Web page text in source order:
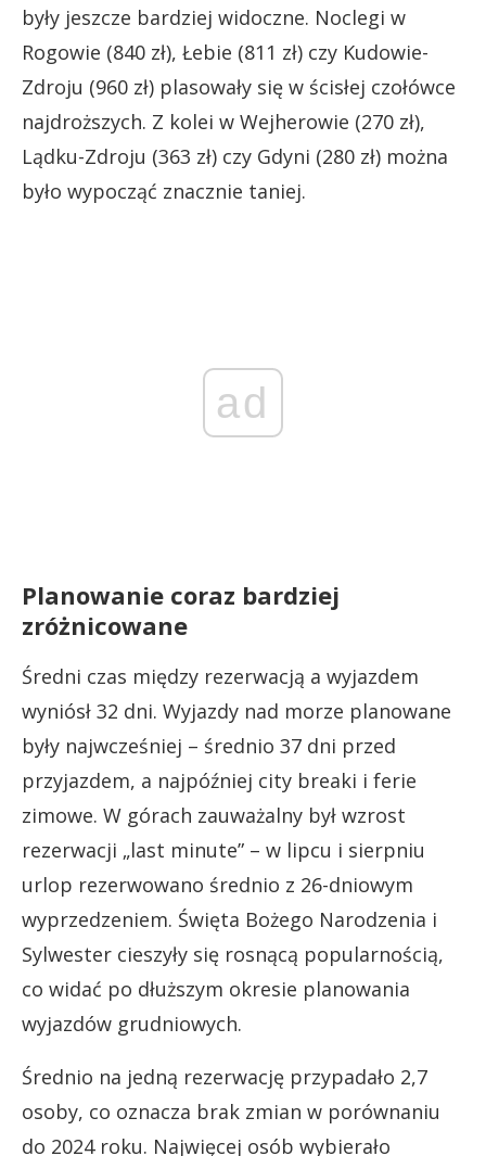
były jeszcze bardziej widoczne. Noclegi w
Rogowie (840 zł), Łebie (811 zł) czy Kudowie-
Zdroju (960 zł) plasowały się w ścisłej czołówce
najdroższych. Z kolei w Wejherowie (270 zł),
Lądku-Zdroju (363 zł) czy Gdyni (280 zł) można
było wypocząć znacznie taniej.
ad
Planowanie coraz bardziej
zróżnicowane
Średni czas między rezerwacją a wyjazdem
wyniósł 32 dni. Wyjazdy nad morze planowane
były najwcześniej – średnio 37 dni przed
przyjazdem, a najpóźniej city breaki i ferie
zimowe. W górach zauważalny był wzrost
rezerwacji „last minute” – w lipcu i sierpniu
urlop rezerwowano średnio z 26-dniowym
wyprzedzeniem. Święta Bożego Narodzenia i
Sylwester cieszyły się rosnącą popularnością,
co widać po dłuższym okresie planowania
wyjazdów grudniowych.
Średnio na jedną rezerwację przypadało 2,7
osoby, co oznacza brak zmian w porównaniu
do 2024 roku. Najwięcej osób wybierało